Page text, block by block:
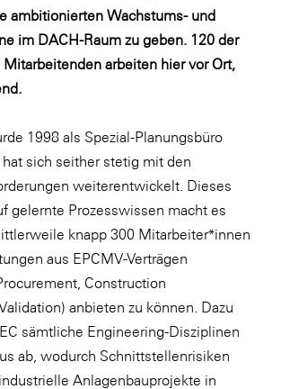
ambitionierten Wachstums- und
im DACH-Raum zu geben. 120 der
arbeiten hier vor Ort,
1998 als Spezial-Planungsbüro
sich seither stetig mit den
weiterentwickelt. Dieses
gelernte Prozesswissen macht es
knapp 300 Mitarbeiter*innen
aus EPCMV-Verträgen
Construction
anbieten zu können. Dazu
sämtliche Engineering-Disziplinen
ab, wodurch Schnittstellenrisiken
Anlagenbauprojekte in